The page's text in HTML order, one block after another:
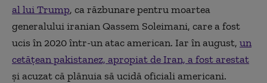
al lui Trump, ca răzbunare pentru moartea
generalului iranian Qassem Soleimani, care a fost
ucis în 2020 într-un atac american. Iar în august, un
cetățean pakistanez, apropiat de Iran, a fost arestat
și acuzat că plănuia să ucidă oficiali americani.